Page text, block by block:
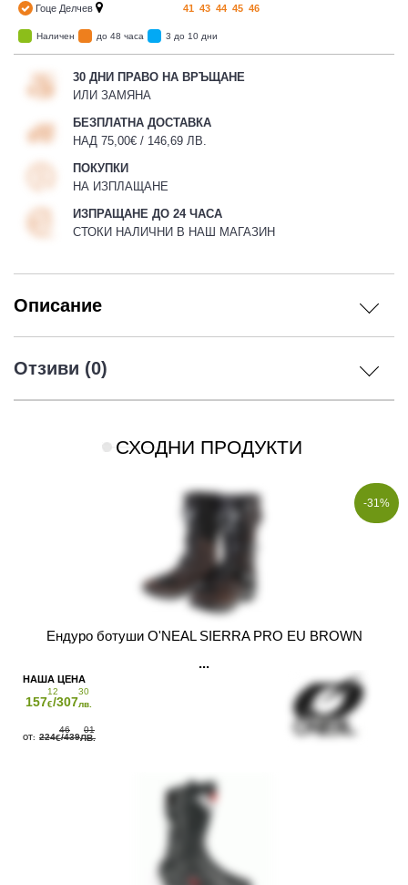
Гоце Делчев 41 43 44 45 46
Наличен до 48 часа 3 до 10 дни
30 ДНИ ПРАВО НА ВРЪЩАНЕ
ИЛИ ЗАМЯНА
БЕЗПЛАТНА ДОСТАВКА
НАД 75,00€ / 146,69 ЛВ.
ПОКУПКИ
НА ИЗПЛАЩАНЕ
ИЗПРАЩАНЕ ДО 24 ЧАСА
СТОКИ НАЛИЧНИ В НАШ МАГАЗИН
Описание
Отзиви (0)
СХОДНИ ПРОДУКТИ
-31%
Ендуро ботуши O'NEAL SIERRA PRO EU BROWN
157
12
€/307
30
лв.
224
46
€/439
01
ЛВ.